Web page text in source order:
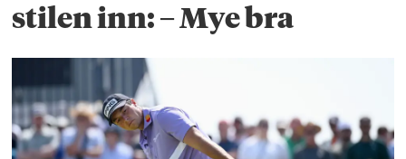
stilen inn: – Mye bra